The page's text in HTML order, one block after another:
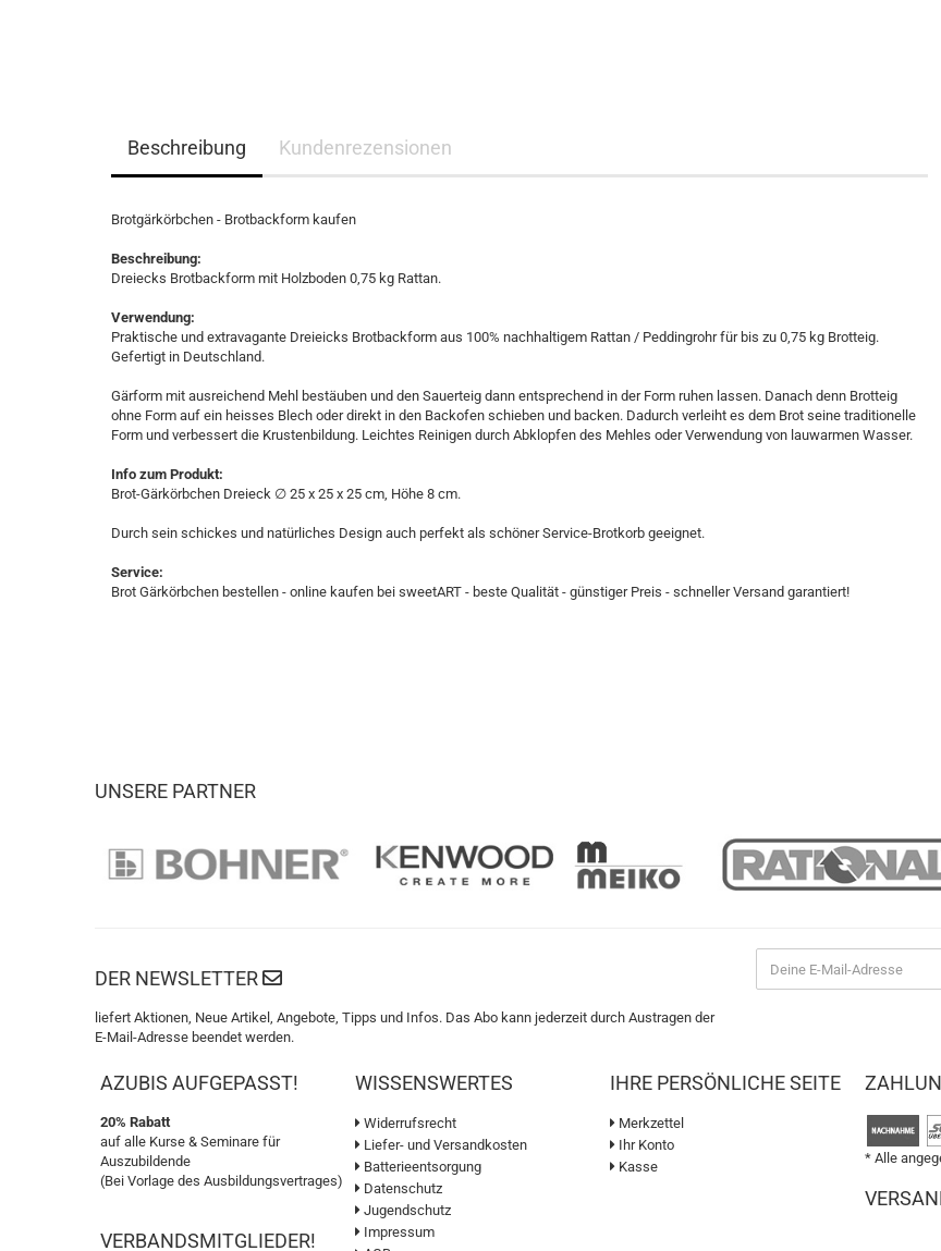
Beschreibung Kundenrezensionen
Brotgärkörbchen - Brotbackform kaufen
Beschreibung:
Dreiecks Brotbackform mit Holzboden 0,75 kg Rattan.
Verwendung:
Praktische und extravagante Dreieicks Brotbackform aus 100% nachhaltigem Rattan / Peddingrohr für bis zu 0,75 kg Brotteig.
Gefertigt in Deutschland.
Gärform mit ausreichend Mehl bestäuben und den Sauerteig dann entsprechend in der Form ruhen lassen. Danach denn Brotteig
ohne Form auf ein heisses Blech oder direkt in den Backofen schieben und backen. Dadurch verleiht es dem Brot seine traditionelle
Form und verbessert die Krustenbildung. Leichtes Reinigen durch Abklopfen des Mehles oder Verwendung von lauwarmen Wasser.
Info zum Produkt:
Brot-Gärkörbchen Dreieck ∅ 25 x 25 x 25 cm, Höhe 8 cm.
Durch sein schickes und natürliches Design auch perfekt als schöner Service-Brotkorb geeignet.
Service:
Brot Gärkörbchen bestellen - online kaufen bei sweetART - beste Qualität - günstiger Preis - schneller Versand garantiert!
UNSERE PARTNER
DER NEWSLETTER
liefert Aktionen, Neue Artikel, Angebote, Tipps und Infos. Das Abo kann jederzeit durch Austragen der
E-Mail-Adresse beendet werden.
AZUBIS AUFGEPASST!
20% Rabatt
auf alle Kurse & Seminare für
Auszubildende
(Bei Vorlage des Ausbildungsvertrages)
VERBANDSMITGLIEDER!
WISSENSWERTES
Widerrufsrecht
Liefer- und Versandkosten
Batterieentsorgung
Datenschutz
Jugendschutz
Impressum
IHRE PERSÖNLICHE SEITE
Merkzettel
Ihr Konto
Kasse
* Alle